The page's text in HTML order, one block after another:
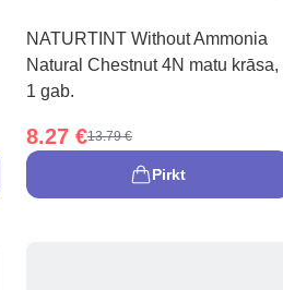
NATURTINT Without Ammonia
Natural Chestnut 4N matu krāsa,
1 gab.
8.27 €13.79 €
Pirkt